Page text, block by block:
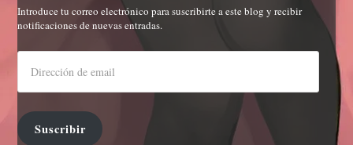
Introduce tu correo electrónico para suscribirte a este blog y recibir
notificaciones de nuevas entradas.
Suscribir